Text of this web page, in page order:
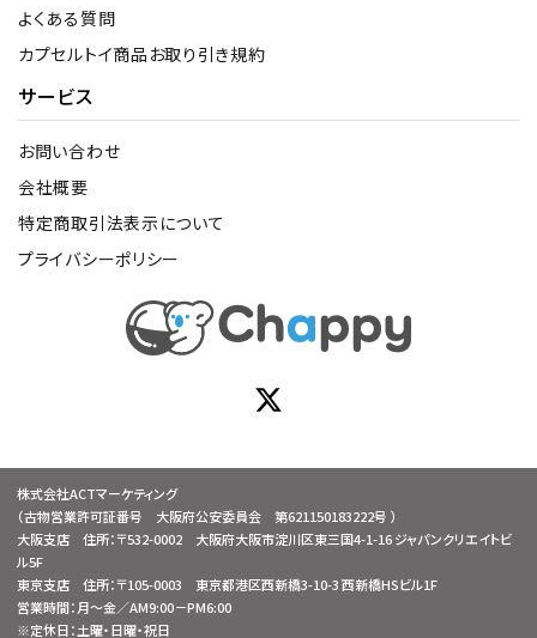
よくある質問
カプセルトイ商品お取り引き規約
サービス
お問い合わせ
会社概要
特定商取引法表示について
プライバシーポリシー
株式会社ACTマーケティング
（古物営業許可証番号 大阪府公安委員会 第621150183222号 ）
大阪支店 住所：〒532-0002 大阪府大阪市淀川区東三国4-1-16 ジャパンクリエイトビ
ル5F
東京支店 住所：〒105-0003 東京都港区西新橋3-10-3 西新橋HSビル1F
営業時間：月～金／AM9:00－PM6:00
※定休日：土曜・日曜・祝日